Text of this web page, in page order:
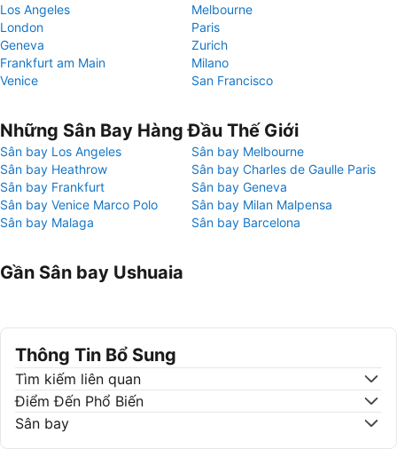
Los Angeles
Melbourne
London
Paris
Geneva
Zurich
Frankfurt am Main
Milano
Venice
San Francisco
Những Sân Bay Hàng Đầu Thế Giới
Sân bay Los Angeles
Sân bay Melbourne
Sân bay Heathrow
Sân bay Charles de Gaulle Paris
Sân bay Frankfurt
Sân bay Geneva
Sân bay Venice Marco Polo
Sân bay Milan Malpensa
Sân bay Malaga
Sân bay Barcelona
Gần Sân bay Ushuaia
Thông Tin Bổ Sung
Tìm kiếm liên quan
Điểm Đến Phổ Biến
Sân bay